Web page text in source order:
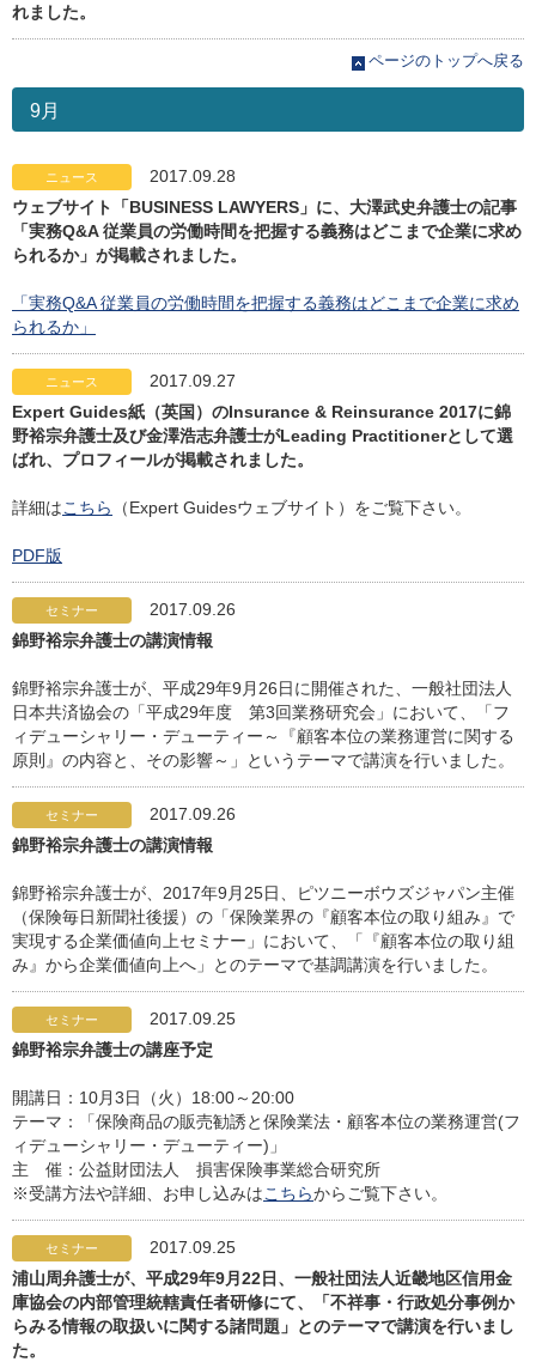
れました。
ページのトップへ戻る
9月
ニュース
2017.09.28
ウェブサイト「BUSINESS LAWYERS」に、大澤武史弁護士の記事
「実務Q&A 従業員の労働時間を把握する義務はどこまで企業に求め
られるか」が掲載されました。
「実務Q&A 従業員の労働時間を把握する義務はどこまで企業に求め
られるか」
ニュース
2017.09.27
Expert Guides紙（英国）のInsurance & Reinsurance 2017に錦
野裕宗弁護士及び金澤浩志弁護士がLeading Practitionerとして選
ばれ、プロフィールが掲載されました。
詳細はこちら （Expert Guidesウェブサイト）をご覧下さい。
PDF版
セミナー
2017.09.26
錦野裕宗弁護士の講演情報
錦野裕宗弁護士が、平成29年9月26日に開催された、一般社団法人
日本共済協会の「平成29年度 第3回業務研究会」において、「フ
ィデューシャリー・デューティー～『顧客本位の業務運営に関する
原則』の内容と、その影響～」というテーマで講演を行いました。
セミナー
2017.09.26
錦野裕宗弁護士の講演情報
錦野裕宗弁護士が、2017年9月25日、ピツニーボウズジャパン主催
（保険毎日新聞社後援）の「保険業界の『顧客本位の取り組み』で
実現する企業価値向上セミナー」において、「『顧客本位の取り組
み』から企業価値向上へ」とのテーマで基調講演を行いました。
セミナー
2017.09.25
錦野裕宗弁護士の講座予定
開講日：10月3日（火）18:00～20:00
テーマ：「保険商品の販売勧誘と保険業法・顧客本位の業務運営(フ
ィデューシャリー・デューティー)」
主 催：公益財団法人 損害保険事業総合研究所
※受講方法や詳細、お申し込みはこちらからご覧下さい。
セミナー
2017.09.25
浦山周弁護士が、平成29年9月22日、一般社団法人近畿地区信用金
庫協会の内部管理統轄責任者研修にて、「不祥事・行政処分事例か
らみる情報の取扱いに関する諸問題」とのテーマで講演を行いまし
た。